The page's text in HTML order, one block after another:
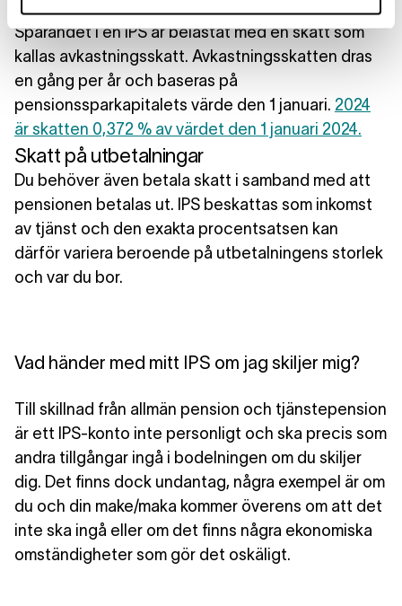
aktuella uppgifterna direkt till Skatteverket.
Sparandet i en IPS är belastat med en skatt som
kallas avkastningsskatt. Avkastningsskatten dras
en gång per år och baseras på
pensionssparkapitalets värde den 1 januari. 2024
är skatten 0,372 % av värdet den 1 januari 2024.
Skatt på utbetalningar
Du behöver även betala skatt i samband med att
pensionen betalas ut. IPS beskattas som inkomst
av tjänst och den exakta procentsatsen kan
därför variera beroende på utbetalningens storlek
och var du bor.
Vad händer med mitt IPS om jag skiljer mig?
Till skillnad från allmän pension och tjänstepension
är ett IPS-konto inte personligt och ska precis som
andra tillgångar ingå i bodelningen om du skiljer
dig. Det finns dock undantag, några exempel är om
du och din make/maka kommer överens om att det
inte ska ingå eller om det finns några ekonomiska
omständigheter som gör det oskäligt.